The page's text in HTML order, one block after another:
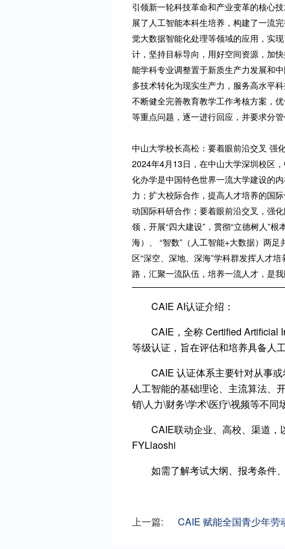
引领新一轮科技革命和产业变革的核心
展了人工智能本科生培养，构建了一流
觉大数据智能化处理等领域的应用，实
计，坚持目标导向，用好空间资源，加
能学科专业调整置于新质生产力发展和
多技术转化为现实生产力，服务高水平
不断健全完善教育教学工作考核方案，
等重点问题，逐一进行回应，并要求分
中山大学校长高松：要着眼前沿交叉 强
2024年4月13日，在中山大学深圳校区
化办学是中国特色世界一流大学建设的
力；扩大校际合作，提高人才培养的国
动国际科研合作；要着眼前沿交叉，强
领，开展“四大建设”，贯彻“立德树人”
海）、 “智数”（人工智能+大数据）两
区“深空、深地、深海”学科群发挥人才
路，汇聚一流队伍，培养一流人才，是
CAIE AI认证介绍：
CAIE，全称 Certified Artificial
等级认证，旨在评估和培养具备人
CAIE 认证体系主要针对从事
人工智能的基础理论、主流算法、
销\人力\财务\学术\医疗\视频等不同
CAIE联动企业、高校、渠道，
FYLlaoshi
如需了解考试大纲、报考条件
上一篇:
CAIE 赋能全国青少年劳